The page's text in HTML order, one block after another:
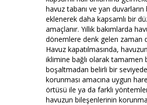
havuz tabanı ve yan duvarların
eklenerek daha kapsamlı bir
amaçlanır. Yıllık bakımlarda
dönemlere denk gelen zaman
Havuz kapatılmasında,
iklimine bağlı olarak tamamen
boşaltmadan belirli bir
korunması amacına uygun
örtüsü ile ya da farklı
havuzun bileşenlerinin